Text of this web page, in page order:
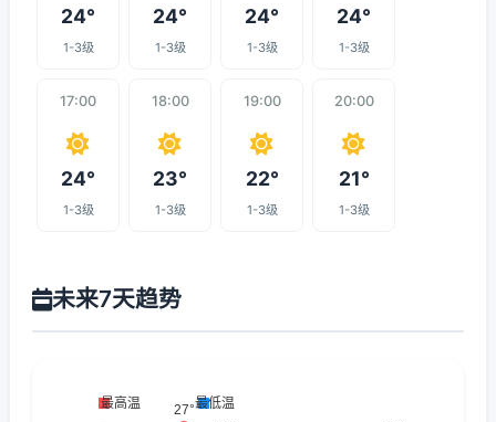
24°
1-3级
24°
1-3级
24°
1-3级
24°
1-3级
17:00
24°
1-3级
18:00
23°
1-3级
19:00
22°
1-3级
20:00
21°
1-3级
未来7天趋势